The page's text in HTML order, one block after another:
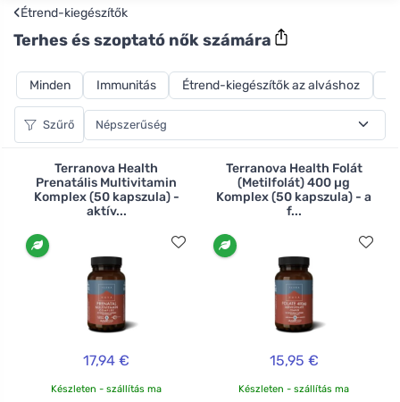
‹Étrend-kiegészítők
Terhes és szoptató nők számára
Minden Immunitás Étrend-kiegészítők az alváshoz
Szűrő
Terranova Health
Prenatális Multivitamin
Komplex (50 kapszula) -
aktív...
17,94 €
Készleten - szállítás ma
Terranova Health Folát
(Metilfolát) 400 µg
Komplex (50 kapszula) - a
f...
15,95 €
Készleten - szállítás ma